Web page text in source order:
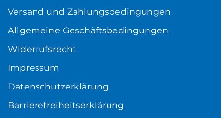
Versand und Zahlungsbedingungen
Allgemeine Geschäftsbedingungen
Widerrufsrecht
Impressum
Datenschutzerklärung
Barrierefreiheitserklärung